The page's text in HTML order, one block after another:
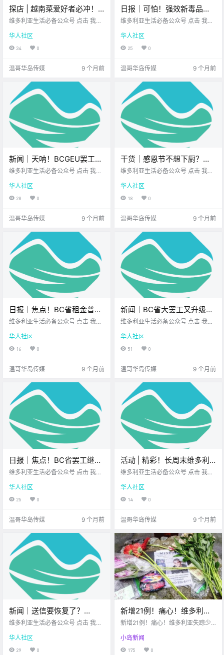
探店 | 越南菜爱好者必冲！
维多利亚这家餐厅，咖喱和
维多利亚生活必备公众号 点击 我在
想一直在你身边 逛街累了想 找点好
吃的？ 那就别错过这家 越南餐厅 S
aigon Char-Broil 我这次去的就是
华人社区
34 0
温哥华岛传媒 9 个月前
日报｜可怕！强效新毒品现
身维多利亚！假药中检出比
火车回归温哥华岛！
维多利亚生活必备公众号 点击 我在
想一直在你身边 公元2025年10月7
日 农历8月16日 星期二 天秤座 <
今日黄历 > 维多利亚本周气象预报
华人社区
25 0
温哥华岛传媒 9 个月前
新闻｜天呐！BCGEU罢工升
级，所有酒类大麻店全关，
亚被评为全加最焦虑城
市？！
维多利亚生活必备公众号 点击 我在
想一直在你身边 大家周三好呀~ 周
三总有点 不上不下的感觉 不如先放
华人社区
28 0
温哥华岛传媒 9 个月前
干货｜感恩节不想下厨？维
多利亚这7家餐厅替你搞定节
维多利亚生活必备公众号 点击 我在
想一直在你身边 感恩节马上就要到
了！ 如果你不想今年 再在厨房忙成
华人社区
18 0
温哥华岛传媒 9 个月前
日报｜焦点！BC省租金普遍
下降！Mill Bay高速车祸后肇
维多利亚生活必备公众号 点击 我在
想一直在你身边 公元2025年10月8
日 农历8月17日 星期三 天秤座 <
华人社区
16 0
温哥华岛传媒 9 个月前
新闻｜BC省大罢工又升级！
超2.6万人走上街头！政府还
周末开跑，多处道路将封
闭！
维多利亚生活必备公众号 点击 我在
想一直在你身边 大家周四好呀~ 周
四的风已经 带着周末的味道～ 先来
华人社区
51 0
温哥华岛传媒 9 个月前
日报｜焦点！BC省罢工继续
扩大，监狱系统加入罢工！
遭袭！
维多利亚生活必备公众号 点击 我在
想一直在你身边 公元2025年10月1
0日 农历8月19日 星期五 天秤座 <
华人社区
25 0
温哥华岛传媒 9 个月前
活动 | 精彩！长周末维多利
亚有苹果丰收节、万圣节集
放映、暗夜舞会！
维多利亚生活必备公众号 点击 我在
想一直在你身边 感恩节长周末来啦
除了火鸡大餐与南瓜派 维多利亚的
华人社区
14 0
温哥华岛传媒 9 个月前
新闻｜送信要恢复了？
Canada Post将从全线停摆
员工频遭旅客辱骂威胁，呼
吁善意和耐心！
维多利亚生活必备公众号 点击 我在
想一直在你身边 大家周五好呀~ 感
恩节长周末就在眼前 是不是已经准
华人社区
29 0
新增21例！痛心！维多利亚
失踪少年在公园自杀！！
制枪支！！
新增21例！痛心！维多利亚失踪少
量毒品和仿制枪支！！
小岛新闻
175 0